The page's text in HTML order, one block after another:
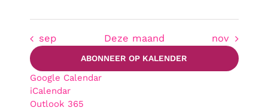
sep Deze maand nov
ABONNEER OP KALENDER
Google Calendar
iCalendar
Outlook 365